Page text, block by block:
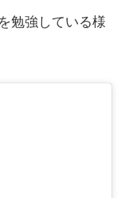
勉強している様